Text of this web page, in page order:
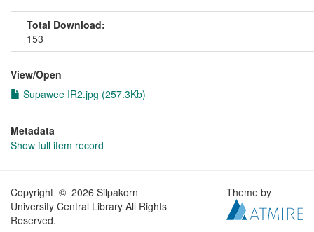
Total Download:
153
View/Open
Supawee IR2.jpg (257.3Kb)
Metadata
Show full item record
Copyright © 2026 Silpakorn
University Central Library All Rights
Reserved.
Theme by